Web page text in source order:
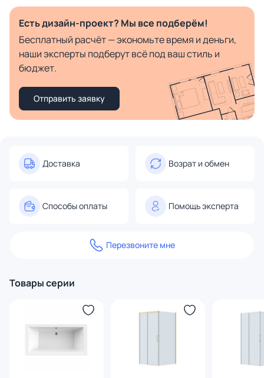
Есть дизайн-проект? Мы все подберём!
Бесплатный расчёт — экономьте время и деньги,
наши эксперты подберут всё под ваш стиль и
бюджет.
Отправить заявку
Доставка Возрат и обмен
Способы оплаты Помощь эксперта
Перезвоните мне
Товары серии